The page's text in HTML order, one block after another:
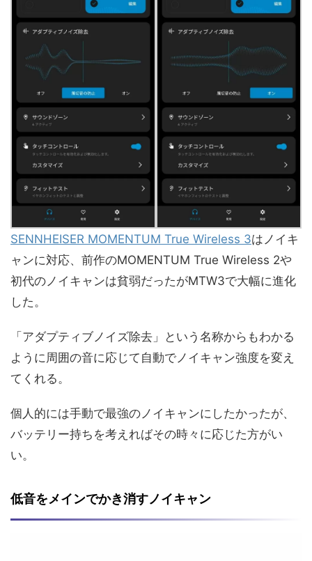
SENNHEISER MOMENTUM True Wireless 3はノイキ
ャンに対応、前作のMOMENTUM True Wireless 2や
初代のノイキャンは貧弱だったがMTW3で大幅に進化
した。
「アダプティブノイズ除去」という名称からもわかる
ように周囲の音に応じて自動でノイキャン強度を変え
てくれる。
個人的には手動で最強のノイキャンにしたかったが、
バッテリー持ちを考えればその時々に応じた方がい
い。
低音をメインでかき消すノイキャン